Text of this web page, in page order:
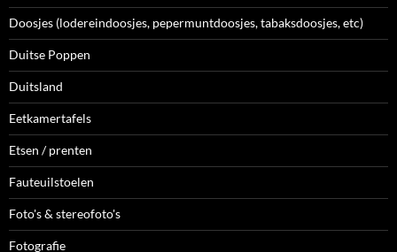
Doosjes (lodereindoosjes, pepermuntdoosjes, tabaksdoosjes, etc)
Duitse Poppen
Duitsland
Eetkamertafels
Etsen / prenten
Fauteuilstoelen
Foto's & stereofoto's
Fotografie